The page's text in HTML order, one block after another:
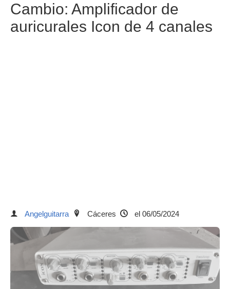
Cambio: Amplificador de
auricurales Icon de 4 canales
Angelguitarra Cáceres el 06/05/2024